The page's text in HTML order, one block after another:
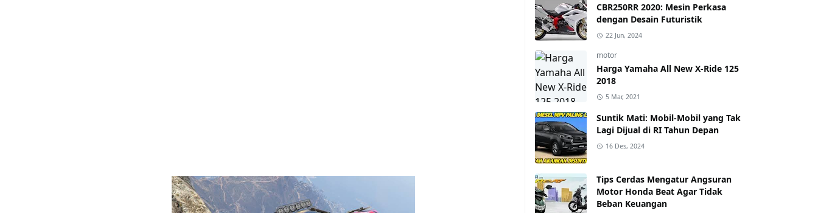
CBR250RR 2020: Mesin Perkasa
dengan Desain Futuristik
22 Jun, 2024
motor
Harga Yamaha All New X-Ride 125
2018
5 Mar, 2021
Suntik Mati: Mobil-Mobil yang Tak
Lagi Dijual di RI Tahun Depan
16 Des, 2024
Tips Cerdas Mengatur Angsuran
Motor Honda Beat Agar Tidak
Beban Keuangan